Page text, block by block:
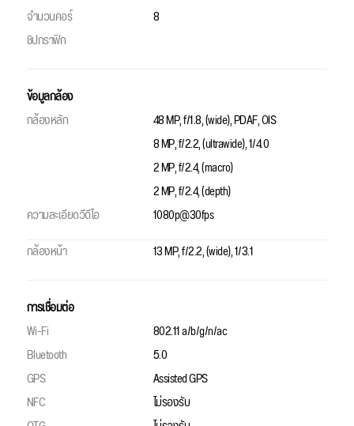
จำนวนคอร์
8
ชิปกราฟิก
ข้อมูลกล้อง
กล้องหลัก
48 MP, f/1.8, (wide), PDAF, OIS
8 MP, f/2.2, (ultrawide), 1/4.0
2 MP, f/2.4, (macro)
2 MP, f/2.4, (depth)
ความละเอียดวีดีโอ
1080p@30fps
กล้องหน้า
13 MP, f/2.2, (wide), 1/3.1
การเชื่อมต่อ
Wi-Fi
802.11 a/b/g/n/ac
Bluetooth
5.0
GPS
Assisted GPS
NFC
ไม่รองรับ